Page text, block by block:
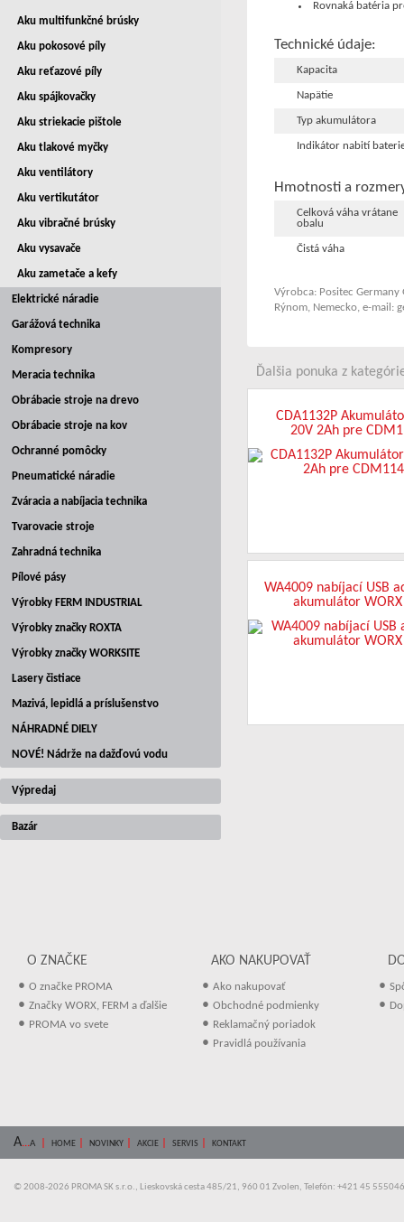
Aku multifunkčné brúsky
Aku pokosové píly
Aku reťazové píly
Aku spájkovačky
Aku striekacie pištole
Aku tlakové myčky
Aku ventilátory
Aku vertikutátor
Aku vibračné brúsky
Aku vysavače
Aku zametače a kefy
Elektrické náradie
Garážová technika
Kompresory
Meracia technika
Obrábacie stroje na drevo
Obrábacie stroje na kov
Ochranné pomôcky
Pneumatické náradie
Zváracia a nabíjacia technika
Tvarovacie stroje
Zahradná technika
Pílové pásy
Výrobky FERM INDUSTRIAL
Výrobky značky ROXTA
Výrobky značky WORKSITE
Lasery čistiace
Mazivá, lepidlá a príslušenstvo
NÁHRADNÉ DIELY
NOVÉ! Nádrže na dažďovú vodu
Výpredaj
Bazár
Rovnaká batéria
Technické údaje:
Kapacita
Napätie
Typ akumulátora
Indikátor nabití
Hmotnosti a
Celková váha vrátane
obalu
Čistá váha
Výrobca: Positec Germany
Rýnom, Nemecko, e-mail:
Ďalšia ponuka z
CDA1132P
20V 2Ah pre
WA4009 nabíjací USB
akumulátor
O ZNAČKE
• O značke PROMA
• Značky WORX, FERM a ďalšie
• PROMA vo svete
AKO NAKUPOVAŤ
• Ako nakupovať
• Obchodné podmienky
• Reklamačný poriadok
• Pravidlá používania
•
•
A...A HOME NOVINKY AKCIE SERVIS KONTAKT
© 2008-2026 PROMA SK s.r.o., Lieskovská cesta 485/21, 960 01 Zvolen, Telefón: +421 45